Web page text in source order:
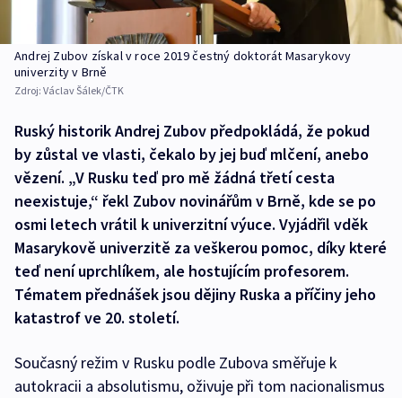
Andrej Zubov získal v roce 2019 čestný doktorát Masarykovy
univerzity v Brně
Zdroj: Václav Šálek/ČTK
Ruský historik Andrej Zubov předpokládá, že pokud
by zůstal ve vlasti, čekalo by jej buď mlčení, anebo
vězení. „V Rusku teď pro mě žádná třetí cesta
neexistuje,“ řekl Zubov novinářům v Brně, kde se po
osmi letech vrátil k univerzitní výuce. Vyjádřil vděk
Masarykově univerzitě za veškerou pomoc, díky které
teď není uprchlíkem, ale hostujícím profesorem.
Tématem přednášek jsou dějiny Ruska a příčiny jeho
katastrof ve 20. století.
Současný režim v Rusku podle Zubova směřuje k
autokracii a absolutismu, oživuje při tom nacionalismus